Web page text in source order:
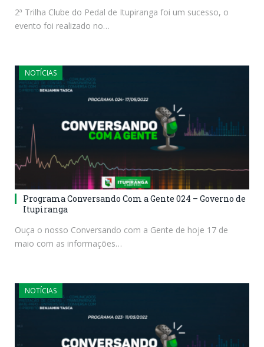
2ª Trilha Clube do Pedal de Itupiranga foi um sucesso, o
evento foi realizado no…
NOTÍCIAS
Programa Conversando Com a Gente 024 – Governo de
Itupiranga
Ouça o nosso Conversando com a Gente de hoje 17 de
maio com as informações…
NOTÍCIAS